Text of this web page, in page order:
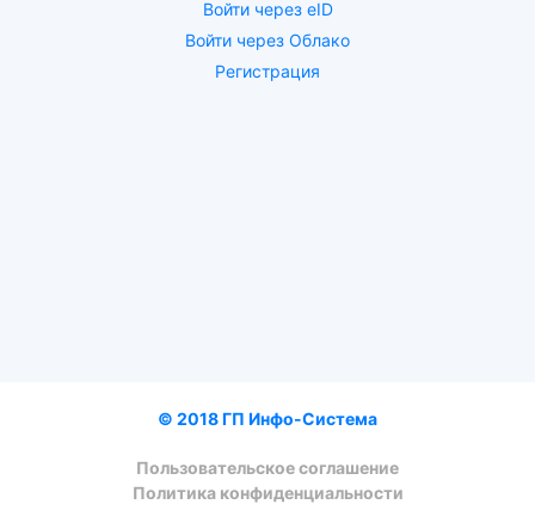
Войти через eID
Войти через Облако
Регистрация
© 2018 ГП Инфо-Система
Пользовательское соглашение
Политика конфиденциальности